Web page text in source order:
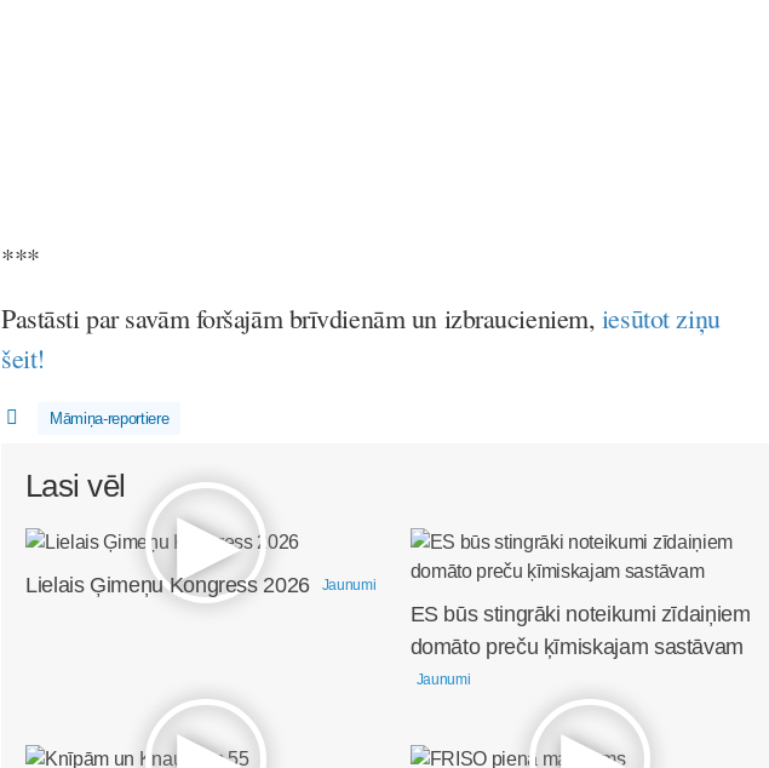
***
Pastāsti par savām foršajām brīvdienām un izbraucieniem, iesūtot ziņu
šeit!
Māmiņa-reportiere
Lasi vēl
Lielais Ģimeņu Kongress 2026 Jaunumi
ES būs stingrāki noteikumi zīdaiņiem
domāto preču ķīmiskajam sastāvam
Jaunumi